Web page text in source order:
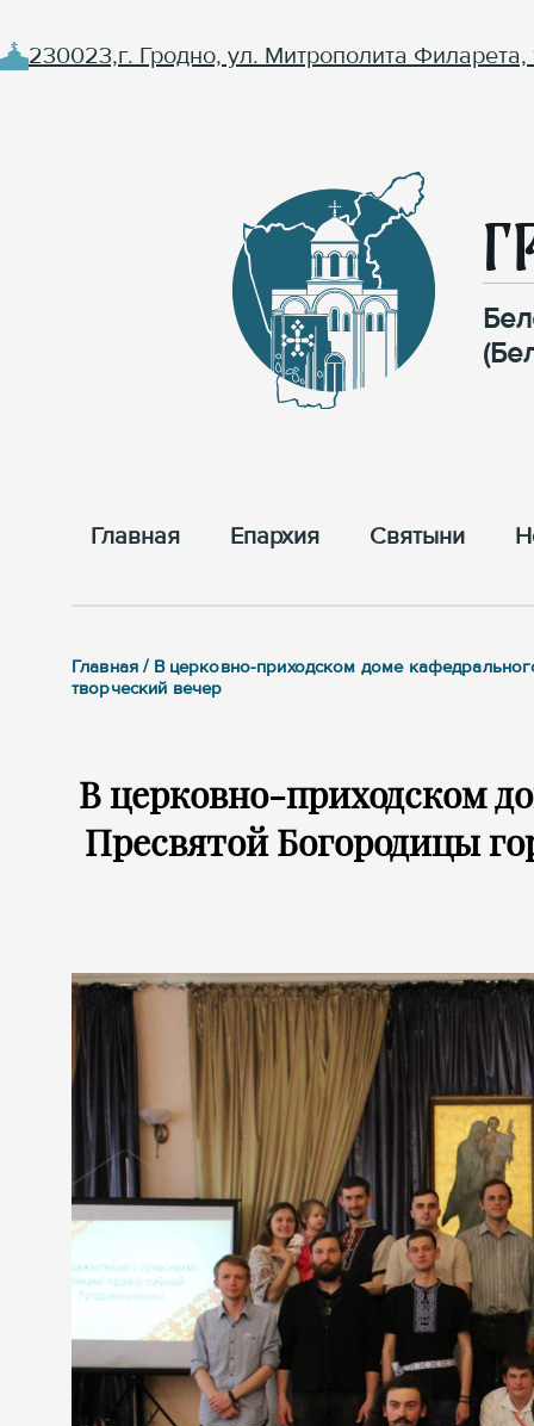
230023,г. Гродно, ул. Митрополита Филарета,
Главная Епархия Cвятыни
Главная / В церковно-приходском доме
творческий вечер
В церковно-приходском
Пресвятой Богородицы